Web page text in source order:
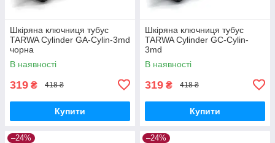
Шкіряна ключниця тубус
TARWA Cylinder GA-Cylin-3md
чорна
В наявності
319 ₴ 418 ₴
Купити
Шкіряна ключниця тубус
TARWA Cylinder GC-Cylin-
3md
В наявності
319 ₴ 418 ₴
Купити
–24% –24%